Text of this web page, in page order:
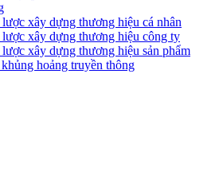
xây dựng thương hiệu cá nhân
xây dựng thương hiệu công ty
xây dựng thương hiệu sản phẩm
hoảng truyền thông